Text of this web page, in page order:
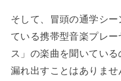
そして、冒頭の通学シ
ている携帯型音楽プレ
ス」の楽曲を聞いてい
漏れ出すことはありませ